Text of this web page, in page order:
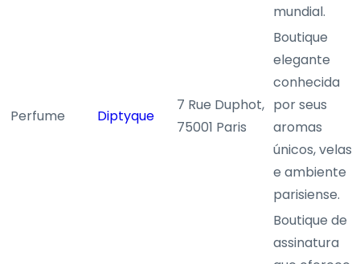
mundial.
Perfume Diptyque
7 Rue Duphot,
75001 Paris
Boutique
elegante
conhecida
por seus
aromas
únicos, velas
e ambiente
parisiense.
Boutique de
assinatura